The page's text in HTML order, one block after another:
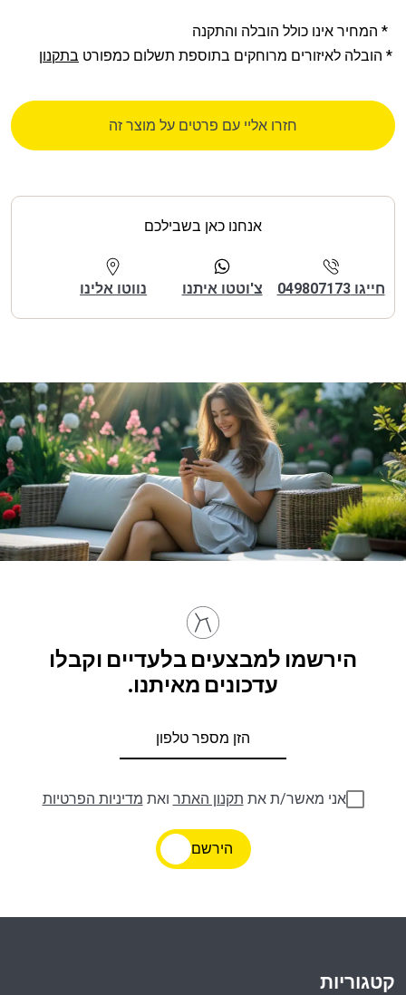
* המחיר אינו כולל הובלה והתקנה
* הובלה לאיזורים מרוחקים בתוספת תשלום כמפורט בתקנון
חזרו אליי עם פרטים על מוצר זה
אנחנו כאן בשבילכם
חייגו 049807173 צ'וטטו איתנו נווטו אלינו
הירשמו למבצעים בלעדיים וקבלו
עדכונים מאיתנו.
אני מאשר/ת את תקנון האתר ואת מדיניות הפרטיות
הירשם
קטגוריות